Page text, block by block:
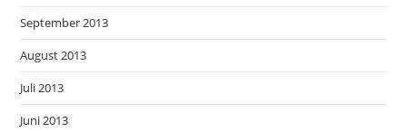
September 2013
August 2013
Juli 2013
Juni 2013